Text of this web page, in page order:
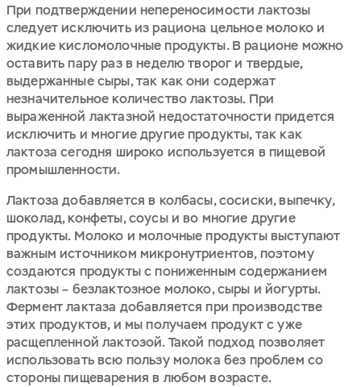
При подтверждении непереносимости лактозы
следует исключить из рациона цельное молоко и
жидкие кисломолочные продукты. В рационе можно
оставить пару раз в неделю творог и твердые,
выдержанные сыры, так как они содержат
незначительное количество лактозы. При
выраженной лактазной недостаточности придется
исключить и многие другие продукты, так как
лактоза сегодня широко используется в пищевой
промышленности.
Лактоза добавляется в колбасы, сосиски, выпечку,
шоколад, конфеты, соусы и во многие другие
продукты. Молоко и молочные продукты выступают
важным источником микронутриентов, поэтому
создаются продукты с пониженным содержанием
лактозы – безлактозное молоко, сыры и йогурты.
Фермент лактаза добавляется при производстве
этих продуктов, и мы получаем продукт с уже
расщепленной лактозой. Такой подход позволяет
использовать всю пользу молока без проблем со
стороны пищеварения в любом возрасте.